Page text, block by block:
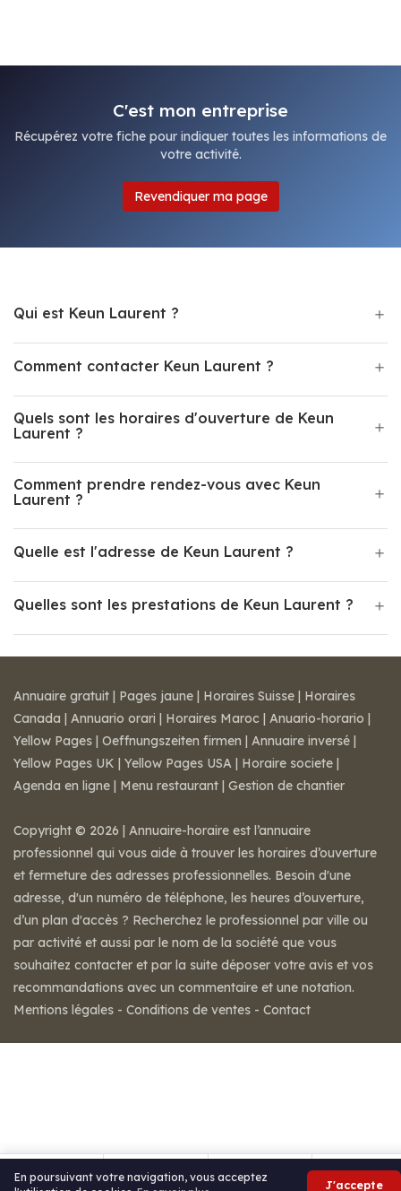
C'est mon entreprise
Récupérez votre fiche pour indiquer toutes les informations de
votre activité.
Revendiquer ma page
Qui est Keun Laurent ?
Comment contacter Keun Laurent ?
Quels sont les horaires d'ouverture de Keun
Laurent ?
Comment prendre rendez-vous avec Keun
Laurent ?
Quelle est l'adresse de Keun Laurent ?
Quelles sont les prestations de Keun Laurent ?
En poursuivant votre navigation, vous acceptez
J'accepte
Annuaire gratuit | Pages jaune | Horaires Suisse | Horaires
Canada | Annuario orari | Horaires Maroc | Anuario-horario |
Yellow Pages | Oeffnungszeiten firmen | Annuaire inversé |
Yellow Pages UK | Yellow Pages USA | Horaire societe |
Agenda en ligne | Menu restaurant | Gestion de chantier
Copyright © 2026 | Annuaire-horaire est l’annuaire
professionnel qui vous aide à trouver les horaires d’ouverture
et fermeture des adresses professionnelles. Besoin d'une
adresse, d'un numéro de téléphone, les heures d’ouverture,
d’un plan d'accès ? Recherchez le professionnel par ville ou
par activité et aussi par le nom de la société que vous
souhaitez contacter et par la suite déposer votre avis et vos
recommandations avec un commentaire et une notation.
Mentions légales - Conditions de ventes - Contact